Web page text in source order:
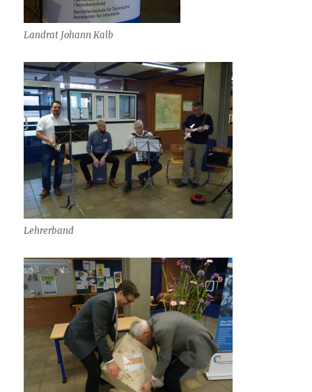
Landrat Johann Kalb
Lehrerband